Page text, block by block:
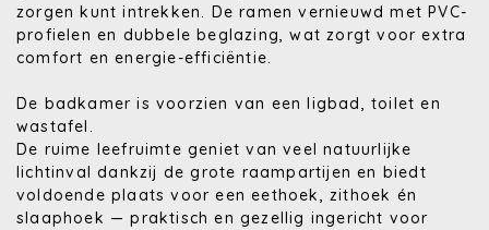
zorgen kunt intrekken. De ramen vernieuwd met PVC-
profielen en dubbele beglazing, wat zorgt voor extra
comfort en energie-efficiëntie.
De badkamer is voorzien van een ligbad, toilet en
wastafel.
De ruime leefruimte geniet van veel natuurlijke
lichtinval dankzij de grote raampartijen en biedt
voldoende plaats voor een eethoek, zithoek én
slaaphoek — praktisch en gezellig ingericht voor